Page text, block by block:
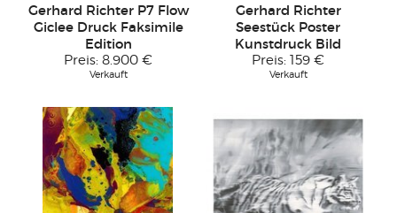
Gerhard Richter P7 Flow
Giclee Druck Faksimile
Edition
Preis: 8.900 €
Verkauft
Gerhard Richter
Seestück Poster
Kunstdruck Bild
Preis: 159 €
Verkauft